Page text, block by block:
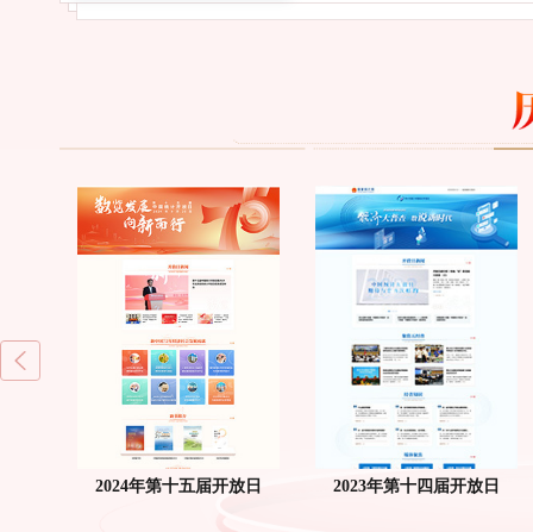
2024年第十五届开放日 2023年第十四届开放日